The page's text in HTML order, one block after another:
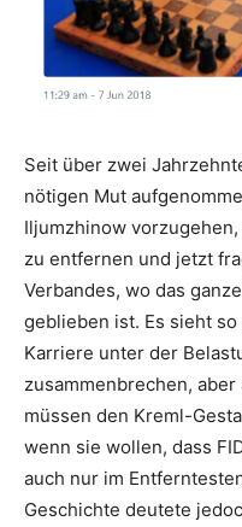
Seit über zwei
nötigen Mut
Iljumzhinow
zu entfernen und jetzt
Verbandes, wo das
geblieben ist. Es sieht
Karriere unter der
zusammenbrechen,
müssen den Kreml-
wenn sie wollen, dass
auch nur im
Geschichte deutete